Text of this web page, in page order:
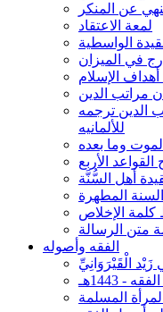
عن المنكر
لمعة الاعتقاد
الواسطية
في الميزان
أهداف الإسلام
مراتب الدين
الدين ترجمه
للألمانيه
وما بعده
الأربع
أهل السُّنَّة
المطهرة
الإخلاص
متن الرسالة
الفقه وأصوله
الْقَيْرَوَانِيِّ
- 1443هـ
المسلمة